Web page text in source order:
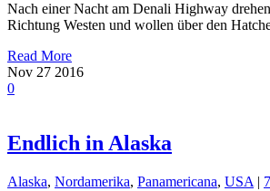
Nach einer Nacht am Denali Highway
Richtung Westen und wollen über den
Read More
Nov 27 2016
0
Endlich in Alaska
Alaska, Nordamerika, Panamericana, USA |